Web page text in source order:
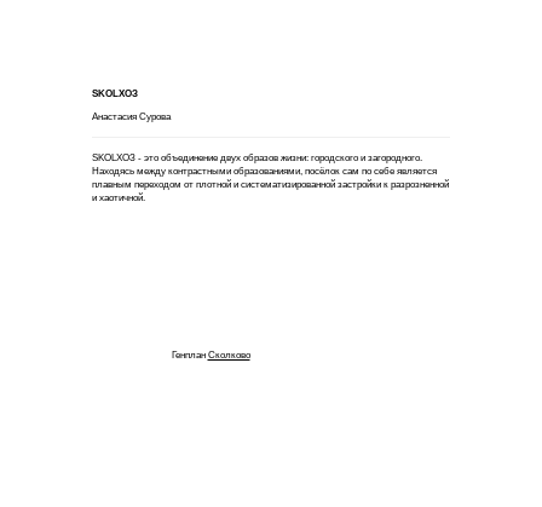
SKOLХОЗ
Анастасия Сурова
SKOLХОЗ - это объединение двух образов жизни: городского и загородного.
Находясь между контрастными образованиями, посёлок сам по себе является
плавным переходом от плотной и систематизированной застройки к разрозненной
и хаотичной.
Генплан Сколково